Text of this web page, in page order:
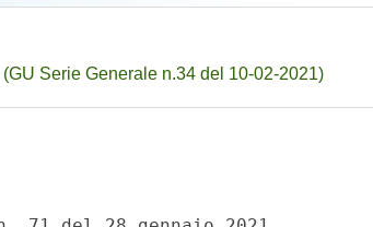
(GU Serie Generale n.34 del 10-02-2021)